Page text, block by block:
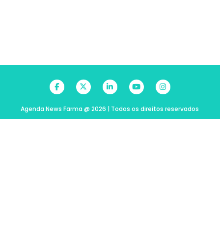
Agenda News Farma @ 2026 | Todos os direitos reservados